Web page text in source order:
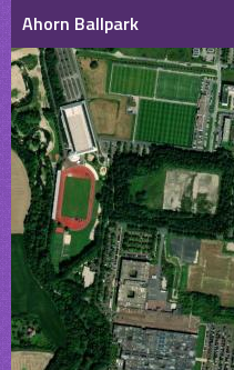
Ahorn Ballpark